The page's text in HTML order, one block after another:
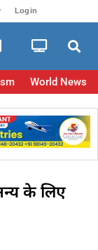
Login
World News
के लिए